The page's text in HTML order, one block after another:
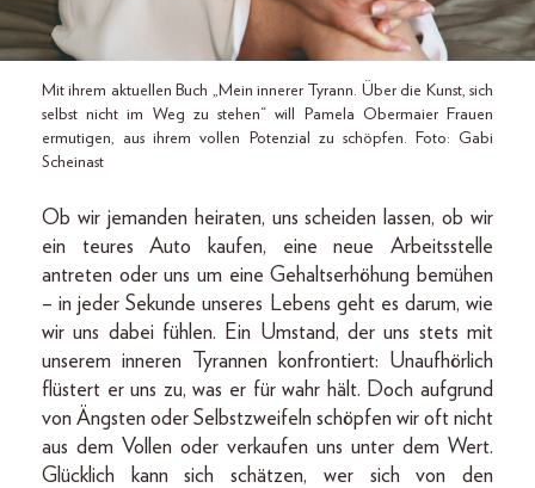
Mit ihrem aktuellen Buch „Mein innerer Tyrann. Über die Kunst, sich
selbst nicht im Weg zu stehen“ will Pamela Obermaier Frauen
ermutigen, aus ihrem vollen Potenzial zu schöpfen. Foto: Gabi
Scheinast
Ob wir jemanden heiraten, uns scheiden lassen, ob wir
ein teures Auto kaufen, eine neue Arbeitsstelle
antreten oder uns um eine Gehaltserhöhung bemühen
– in jeder Sekunde unseres Lebens geht es darum, wie
wir uns dabei fühlen. Ein Umstand, der uns stets mit
unserem inneren Tyrannen konfrontiert: Unaufhörlich
flüstert er uns zu, was er für wahr hält. Doch aufgrund
von Ängsten oder Selbstzweifeln schöpfen wir oft nicht
aus dem Vollen oder verkaufen uns unter dem Wert.
Glücklich kann sich schätzen, wer sich von den